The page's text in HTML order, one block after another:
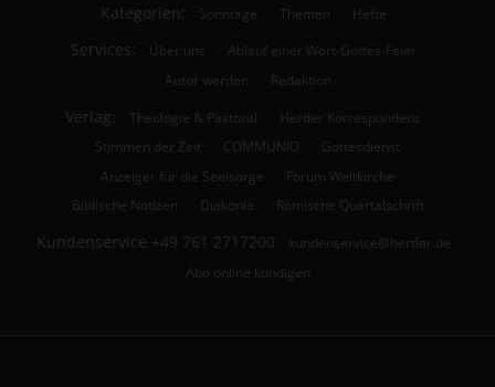
Kategorien: Sonntage Themen Hefte
Services: Über uns
Ablauf einer Wort-Gottes-Feier
Autor werden
Redaktion
Verlag: Theologie & Pastoral
Herder Korrespondenz
Stimmen der Zeit
COMMUNIO
Gottesdienst
Anzeiger für die Seelsorge
Forum Weltkirche
Biblische Notizen
Diakonia Römische Quartalschrift
Kundenservice +49 761 2717200
kundenservice@herder.de
Abo online kündigen